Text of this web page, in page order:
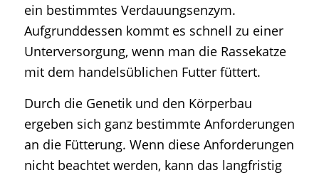
ein bestimmtes Verdauungsenzym.
Aufgrunddessen kommt es schnell zu einer
Unterversorgung, wenn man die Rassekatze
mit dem handelsüblichen Futter füttert.
Durch die Genetik und den Körperbau
ergeben sich ganz bestimmte Anforderungen
an die Fütterung. Wenn diese Anforderungen
nicht beachtet werden, kann das langfristig